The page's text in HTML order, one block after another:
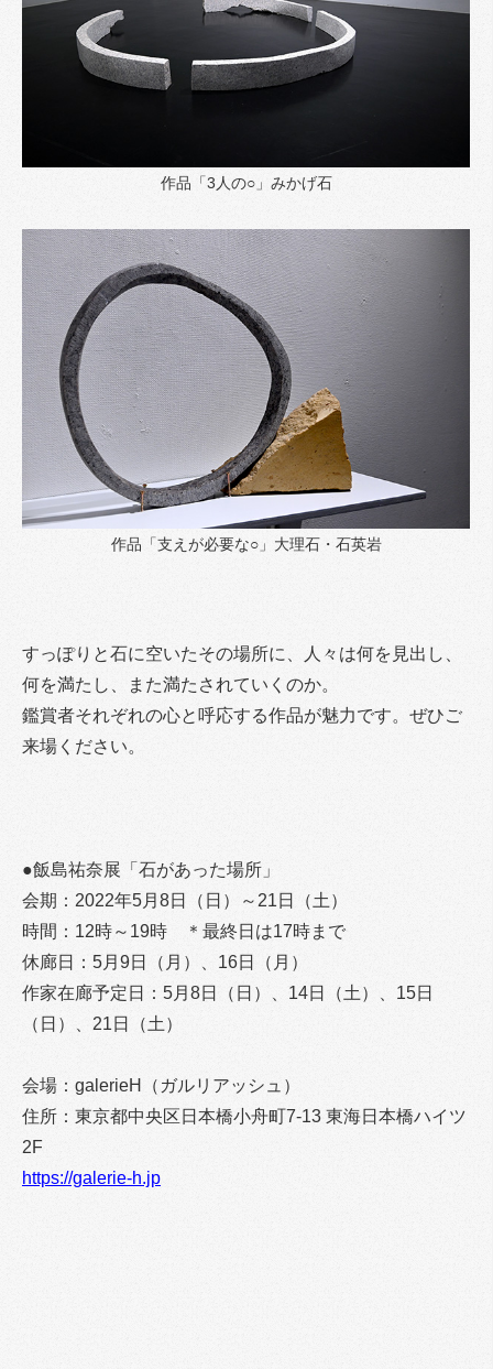
作品「3人の○」みかげ石
作品「支えが必要な○」大理石・石英岩
すっぽりと石に空いたその場所に、人々は何を見出し、
何を満たし、また満たされていくのか。
鑑賞者それぞれの心と呼応する作品が魅力です。ぜひご
来場ください。
●飯島祐奈展「石があった場所」
会期：2022年5月8日（日）～21日（土）
時間：12時～19時 ＊最終日は17時まで
休廊日：5月9日（月）、16日（月）
作家在廊予定日：5月8日（日）、14日（土）、15日
（日）、21日（土）
会場：galerieH（ガルリアッシュ）
住所：東京都中央区日本橋小舟町7-13 東海日本橋ハイツ
2F
https://galerie-h.jp